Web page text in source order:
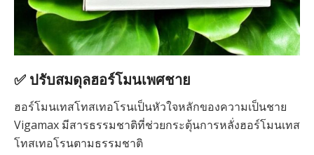
✅ ปรับสมดุลฮอร์โมนเพศชาย
ฮอร์โมนเทสโทสเทอโรนเป็นหัวใจหลักของความเป็นชาย
Vigamax มีสารธรรมชาติที่ช่วยกระตุ้นการหลั่งฮอร์โมนเทส
โทสเทอโรนตามธรรมชาติ